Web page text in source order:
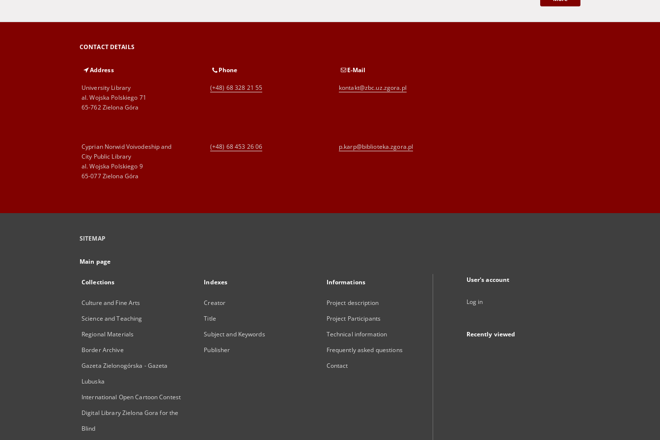
CONTACT DETAILS
Address
University Library
al. Wojska Polskiego 71
65-762 Zielona Góra
Phone
(+48) 68 328 21 55
E-Mail
kontakt@zbc.uz.zgora.pl
Cyprian Norwid Voivodeship and
City Public Library
al. Wojska Polskiego 9
65-077 Zielona Góra
(+48) 68 453 26 06 p.karp@biblioteka.zgora.pl
SITEMAP
Main page
Collections
Culture and Fine Arts
Science and Teaching
Regional Materials
Border Archive
Gazeta Zielonogórska - Gazeta
Lubuska
International Open Cartoon Contest
Digital Library Zielona Gora for the
Blind
Indexes
Creator
Title
Subject and Keywords
Publisher
Informations
Project description
Project Participants
Technical information
Frequently asked questions
Contact
User's account
Log in
Recently viewed